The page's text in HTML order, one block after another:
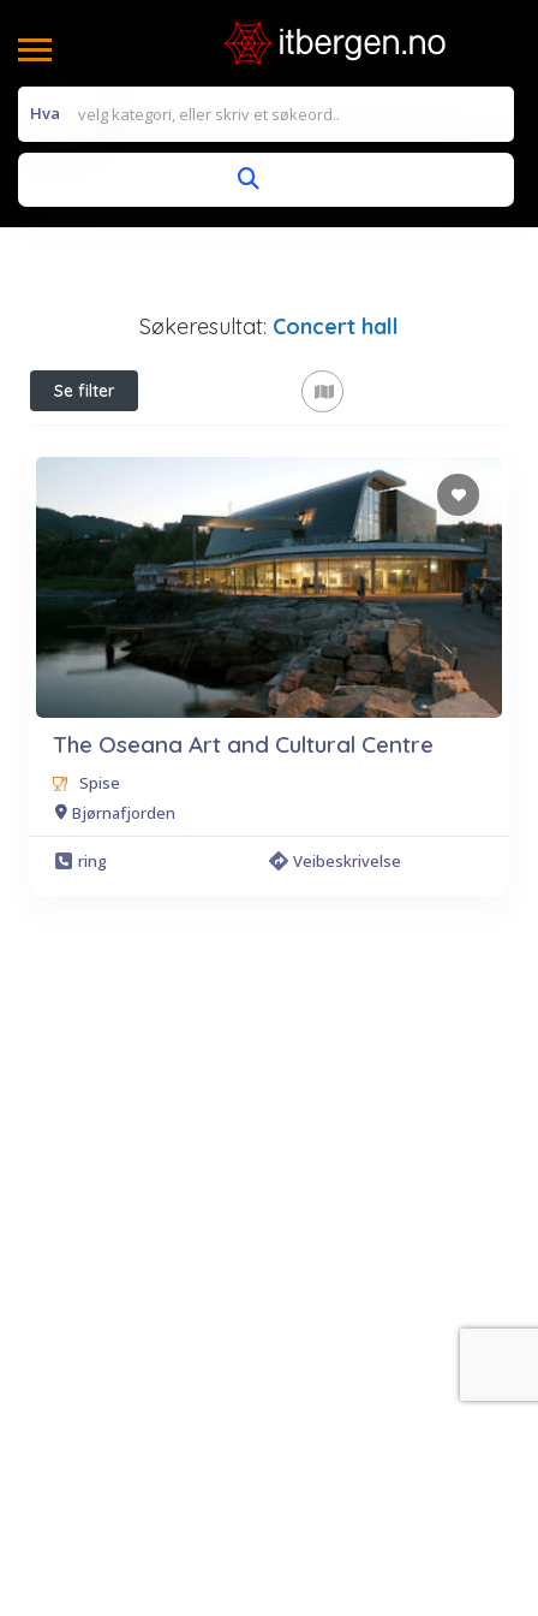
Hva
Søkeresultat: Concert hall
Se filter
The Oseana Art and Cultural Centre
Spise
Bjørnafjorden
ring Veibeskrivelse